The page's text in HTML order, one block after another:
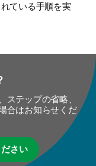
ている手順を実
テップの省略、
合はお知らせくだ
さい